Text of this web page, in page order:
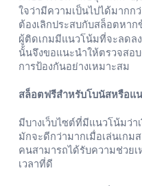
ใจว่ามีความเป็นไปได้มากก
ต้องเลิกประสบกับสล็อตหา
ผู้ติดเกมมีแนวโน้มที่จะลดล
นั้นจึงขอแนะนำให้ตรวจสอ
การป้องกันอย่างเหมาะสม
สล็อตฟรีสำหรับโบนัสหรือแ
มีบางเว็บไซต์ที่มีแนวโน้มว่า
มักจะดีกว่ามากเมื่อเล่นเก
คนสามารถได้รับความช่วยเ
เวลาที่ดี